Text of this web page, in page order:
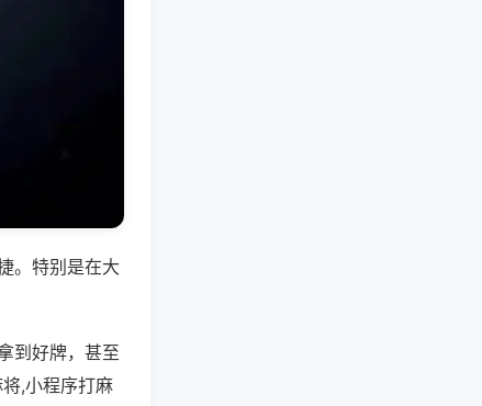
。特别是在大
到好牌，甚至
,小程序打麻